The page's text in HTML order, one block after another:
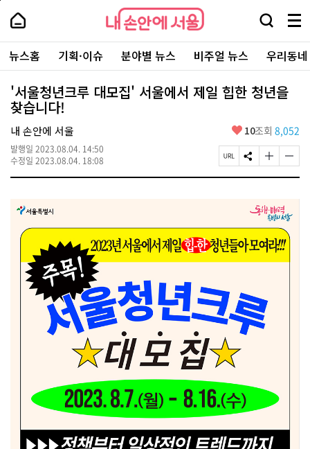
본
로
가
내
손
안
에
서
울
-
서
울
시
대
표
소
통
포
내
손
에
울
검
창
열
기
메
뉴
전
체
보
주
요
서
뉴스홈 기획·이슈 분야별 뉴스 비주얼 뉴스 우리동
'서울청년크루 대모집' 서울에서 제일 힙한 청년을
찾습니다!
내 손안에 서울
발행일 2023.08.04. 14:50
수정일 2023.08.04. 18:08
좋
요
10조회 8,052
페
이
복
사
S
N
유
하
기
글
자
크
게
변
경
하
기
글
자
게
변
경
기
페
상
단
로